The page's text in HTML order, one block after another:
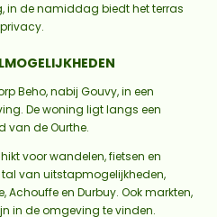
in de namiddag biedt het terras
Beho, nabij Gouvy, in een
De woning ligt langs een
van de Ourthe.
voor wandelen, fietsen en
van uitstapmogelijkheden,
Achouffe en Durbuy. Ook markten,
in de omgeving te vinden.